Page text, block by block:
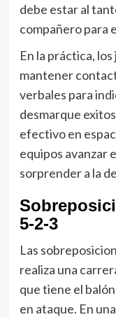
debe estar al
compañero para
En la práctica,
mantener
verbales para
desmarque
efectivo en
equipos avanzar
sorprender a la
5-2-3
Las
realiza una
que tiene el
en ataque. En